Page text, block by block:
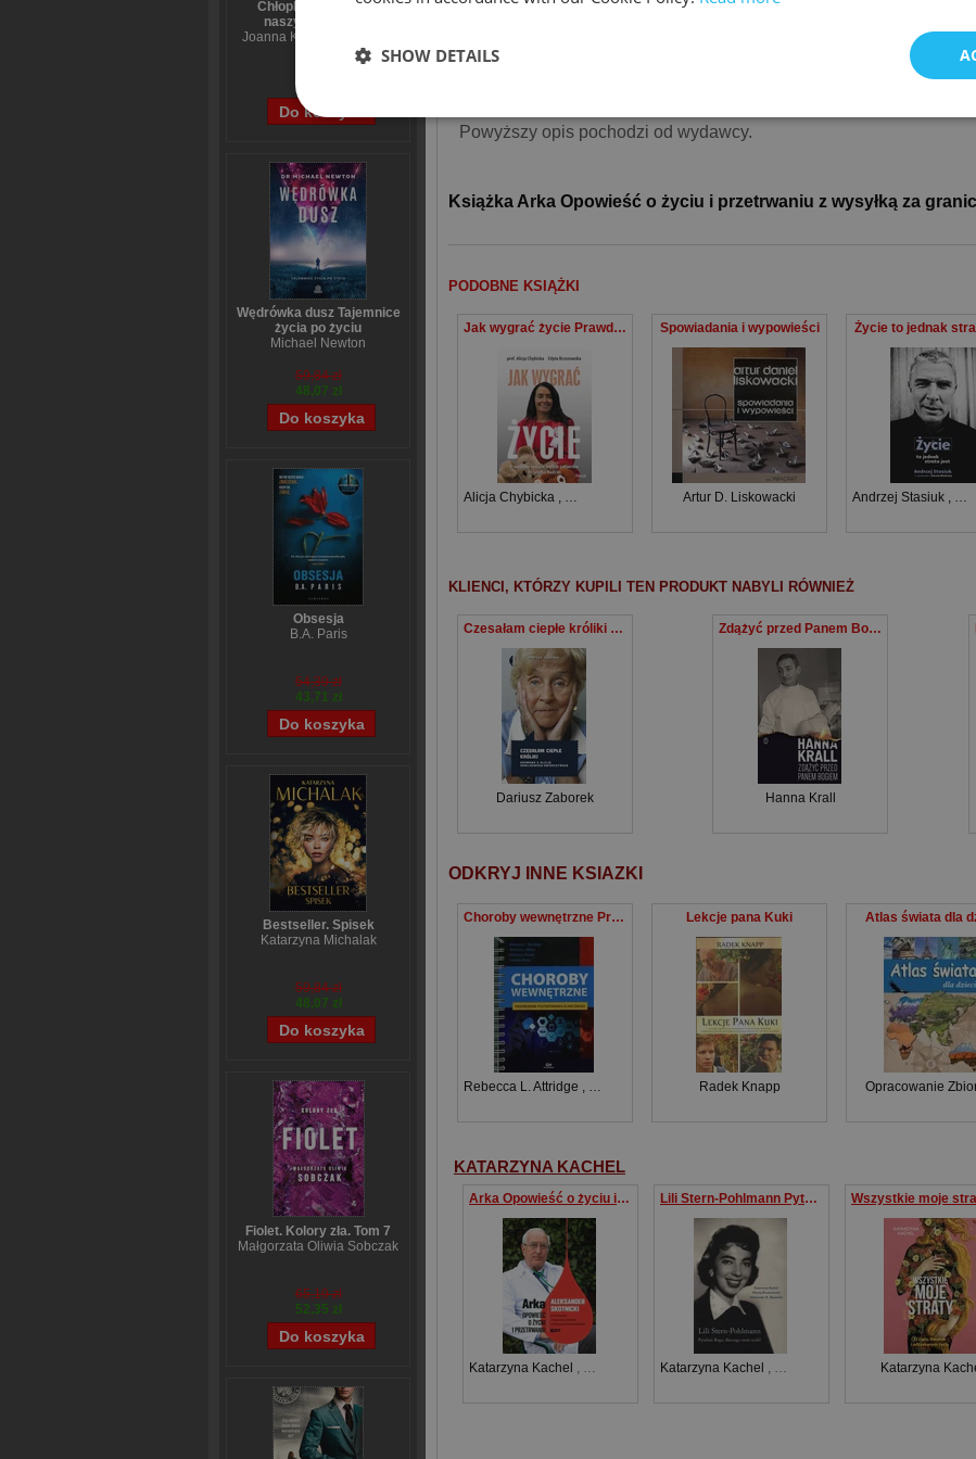
Chłopki Opowieść o
naszych babkach
Joanna Kuciel-Frydryszak
70,44 zł
56,55 zł
Wędrówka dusz Tajemnice
życia po życiu
Michael Newton
59,84 zł
48,07 zł
Obsesja
B.A. Paris
54,39 zł
43,71 zł
Bestseller. Spisek
Katarzyna Michalak
59,84 zł
48,07 zł
Fiolet. Kolory zła. Tom 7
Małgorzata Oliwia Sobczak
65,19 zł
52,35 zł
Powyższy opis pochodzi od wydawcy.
Książka Arka Opowieść o życiu i przetrwaniu z wysyłką za
PODOBNE KSIĄŻKI
Jak wygrać życie Prawdziwe historie pacjentów przylądka nadziei
Alicja Chybicka
Spowiadania i wypowieści
Artur D. Liskowacki
Życie to jednak
Andrzej Stasiuk
KLIENCI, KTÓRZY KUPILI TEN PRODUKT NABYLI RÓWNIEŻ
Czesałam ciepłe króliki Rozmowa z Alicją Gawlikowską — Świerczyńską
Dariusz Zaborek
Zdążyć przed Panem Bogiem
Hanna Krall
ODKRYJ INNE KSIAZKI
Choroby wewnętrzne Przewodnik postępowania klinicznego
Rebecca L. Attridge Rebecca Moote
Lekcje pana Kuki
Radek Knapp
Atlas świata dla
Opracowanie
KATARZYNA KACHEL
Arka Opowieść o życiu i przetrwaniu Aleksander Skotnicki w rozmowie z Katarzyną Kachel i Maciejem
Katarzyna Kachel Maciej Kwaśniewski
Lili Stern-Pohlmann Pytałam Boga dlaczego mnie
Katarzyna Kachel Katarzyna
SHOW DETAILS